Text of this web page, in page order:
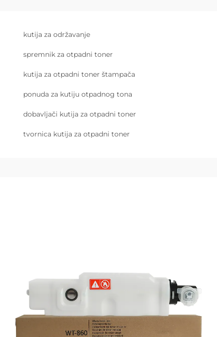
kutija za održavanje
spremnik za otpadni toner
kutija za otpadni toner štampača
ponuda za kutiju otpadnog tona
dobavljači kutija za otpadni toner
tvornica kutija za otpadni toner